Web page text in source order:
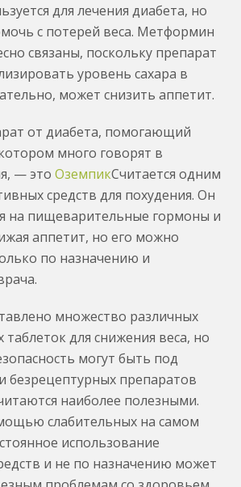
для лечения диабета, но
с потерей веса. Метформин
связаны, поскольку препарат
уровень сахара в
может снизить аппетит.
от диабета, помогающий
много говорят в
— этоОземпикСчитается одним
средств для похудения. Он
на пищеварительные гормоны и
аппетит, но его можно
по назначению и
множество различных
для снижения веса, но
могут быть под
безрецептурных препаратов
наиболее полезными.
слабительных на самом
использование
и не по назначению может